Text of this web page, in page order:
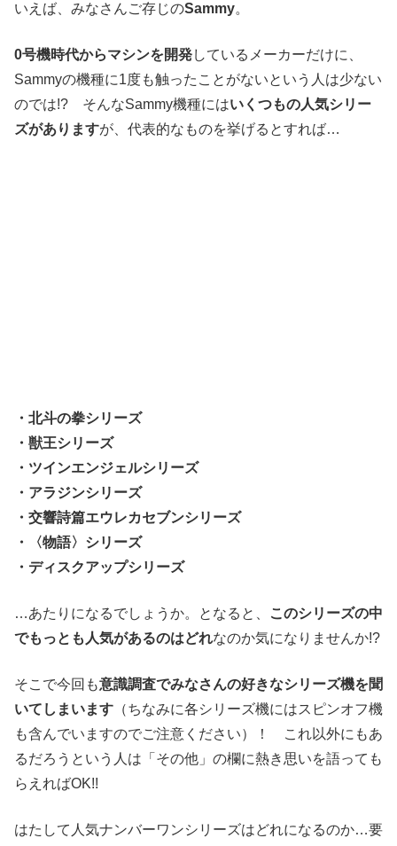
いえば、みなさんご存じのSammy。
0号機時代からマシンを開発しているメーカーだけに、
Sammyの機種に1度も触ったことがないという人は少ない
のでは!? そんなSammy機種にはいくつもの人気シリー
ズがありますが、代表的なものを挙げるとすれば…
・北斗の拳シリーズ
・獣王シリーズ
・ツインエンジェルシリーズ
・アラジンシリーズ
・交響詩篇エウレカセブンシリーズ
・〈物語〉シリーズ
・ディスクアップシリーズ
…あたりになるでしょうか。となると、
このシリーズの中
でもっとも人気があるのはどれなのか気になりませんか!?
そこで今回も意識調査でみなさんの好きなシリーズ機を聞
いてしまいます （ちなみに各シリーズ機にはスピンオフ機
も含んでいますのでご注意ください）！ これ以外にもあ
るだろうという人は「その他」の欄に熱き思いを語っても
らえればOK!!
はたして人気ナンバーワンシリーズはどれになるのか…要